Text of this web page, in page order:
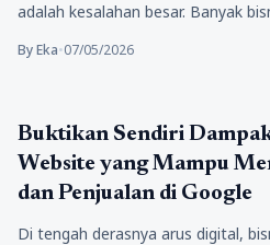
adalah kesalahan besar. Banyak
By Eka•07/05/2026
Bisnis Digital
Buktikan Sendiri
Website yang Mampu
dan Penjualan di Google
Di tengah derasnya arus digital,